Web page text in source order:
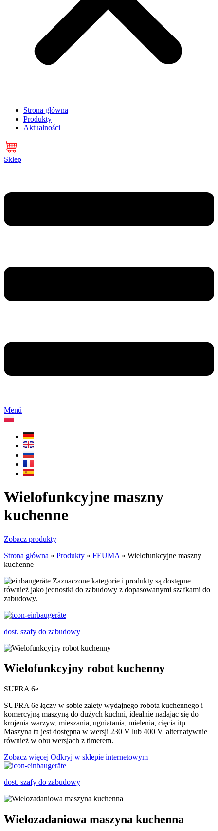
Strona główna
Produkty
Aktualności
Sklep
Menü
Wielofunkcyjne maszny
kuchenne
Zobacz produkty
Strona główna » Produkty » FEUMA » Wielofunkcyjne maszny
kuchenne
Zaznaczone kategorie i produkty są dostępne
również jako jednostki do zabudowy z dopasowanymi szafkami do
zabudowy.
dost. szafy do zabudowy
Wielofunkcyjny robot kuchenny
SUPRA 6e
SUPRA 6e łączy w sobie zalety wydajnego robota kuchennego i
komercyjną maszyną do dużych kuchni, idealnie nadając się do
krojenia warzyw, mieszania, ugniatania, mielenia, cięcia itp.
Maszyna ta jest dostępna w wersji 230 V lub 400 V, alternatywnie
również w obu wersjach z timerem.
Zobacz więcej Odkryj w sklepie internetowym
dost. szafy do zabudowy
Wielozadaniowa maszyna kuchenna